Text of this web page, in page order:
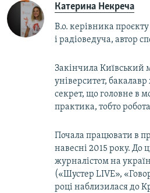
Катерина Некреча
В.о. керівника
і радіоведуча, автор
Закінчила Київський
університет,
секрет, що головне в
практика, тобто
Почала працювати в
навесні 2015 року. До
журналістом на
(«Шустер LIVE»,
році наблизилася до